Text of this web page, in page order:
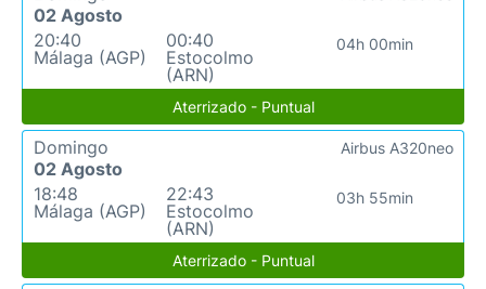
02 Agosto
20:40
Málaga (AGP)
00:40
Estocolmo
(ARN)
04h 00min
Aterrizado - Puntual
Domingo
02 Agosto
18:48
Málaga (AGP)
22:43
Estocolmo
(ARN)
03h 55min
Airbus A320neo
Aterrizado - Puntual